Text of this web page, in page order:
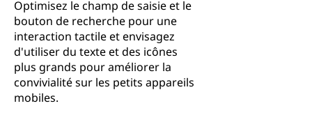
Optimisez le champ de saisie et le
bouton de recherche pour une
interaction tactile et envisagez
d'utiliser du texte et des icônes
plus grands pour améliorer la
convivialité sur les petits appareils
mobiles.